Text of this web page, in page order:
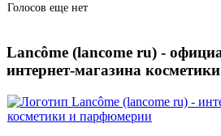
Голосов еще нет
Lancôme (lancome ru) -
интернет-магазина